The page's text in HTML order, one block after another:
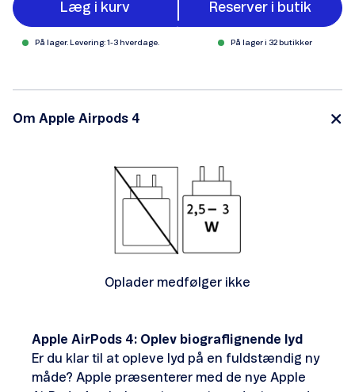
Læg i kurv Reserver i butik
På lager. Levering: 1-3 hverdage. På lager i 32 butikker
Om Apple Airpods 4
Oplader medfølger ikke
Apple AirPods 4: Oplev biograflignende lyd
Er du klar til at opleve lyd på en fuldstændig ny
måde? Apple præsenterer med de nye Apple